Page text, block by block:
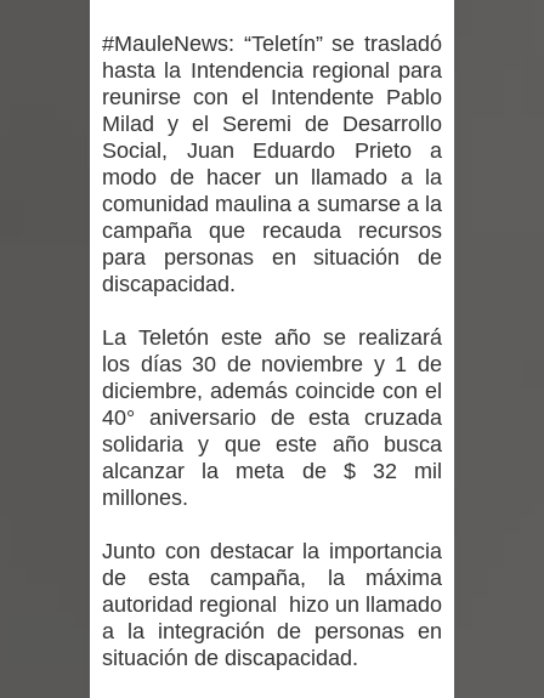
desafío guerreros 2026
Banda linarense Los Remembers
regresa de Brasil tras impulsar un
intercambio musical y pedagógico
con comunidades escolares
Alta positividad en influenza hace que
expertos reiteren llamado a
vacunarse
ministra de Salud por dejar fuera a
Linares: “No dará la cara”
Seremi de Desarrollo Social y Familia
#MauleNews: “Teletín” se trasladó
hasta la Intendencia regional para
reunirse con el Intendente Pablo
Milad y el Seremi de Desarrollo
Social, Juan Eduardo Prieto a
modo de hacer un llamado a la
comunidad maulina a sumarse a la
campaña que recauda recursos
para personas en situación de
discapacidad.
La Teletón este año se realizará
los días 30 de noviembre y 1 de
diciembre, además coincide con el
40° aniversario de esta cruzada
solidaria y que este año busca
alcanzar la meta de $ 32 mil
millones.
Junto con destacar la importancia
de esta campaña, la máxima
autoridad regional hizo un llamado
a la integración de personas en
situación de discapacidad.